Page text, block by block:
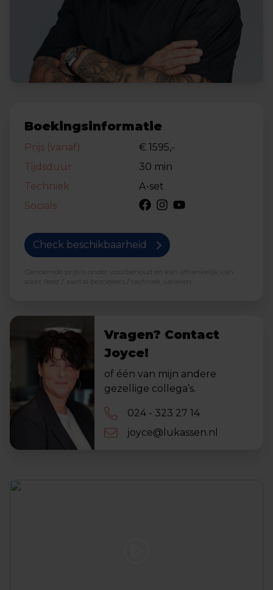
Boekingsinformatie
Prijs (vanaf)
€ 1595,-
Tijdsduur
30 min
Techniek
A-set
Socials
Check beschikbaarheid
Genoemde prijs is onder voorbehoud en kan afhankelijk van
soort feest / aantal bezoekers / techniek variëren.
Vragen? Contact
Joyce!
of één van mijn andere
gezellige collega’s.
024 - 323 27 14
joyce@lukassen.nl